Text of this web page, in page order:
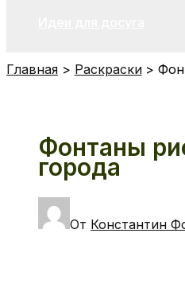
Главная Раскраски
Фонтаны
города
От Константин